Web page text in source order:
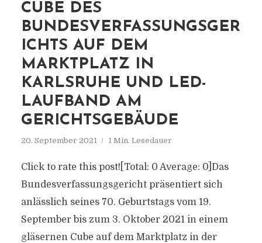
CUBE DES
BUNDESVERFASSUNGSGER
ICHTS AUF DEM
MARKTPLATZ IN
KARLSRUHE UND LED-
LAUFBAND AM
GERICHTSGEBÄUDE
20. September 2021 1 Min. Lesedauer
Click to rate this post![Total: 0 Average: 0]Das
Bundesverfassungsgericht präsentiert sich
anlässlich seines 70. Geburtstags vom 19.
September bis zum 3. Oktober 2021 in einem
gläsernen Cube auf dem Marktplatz in der